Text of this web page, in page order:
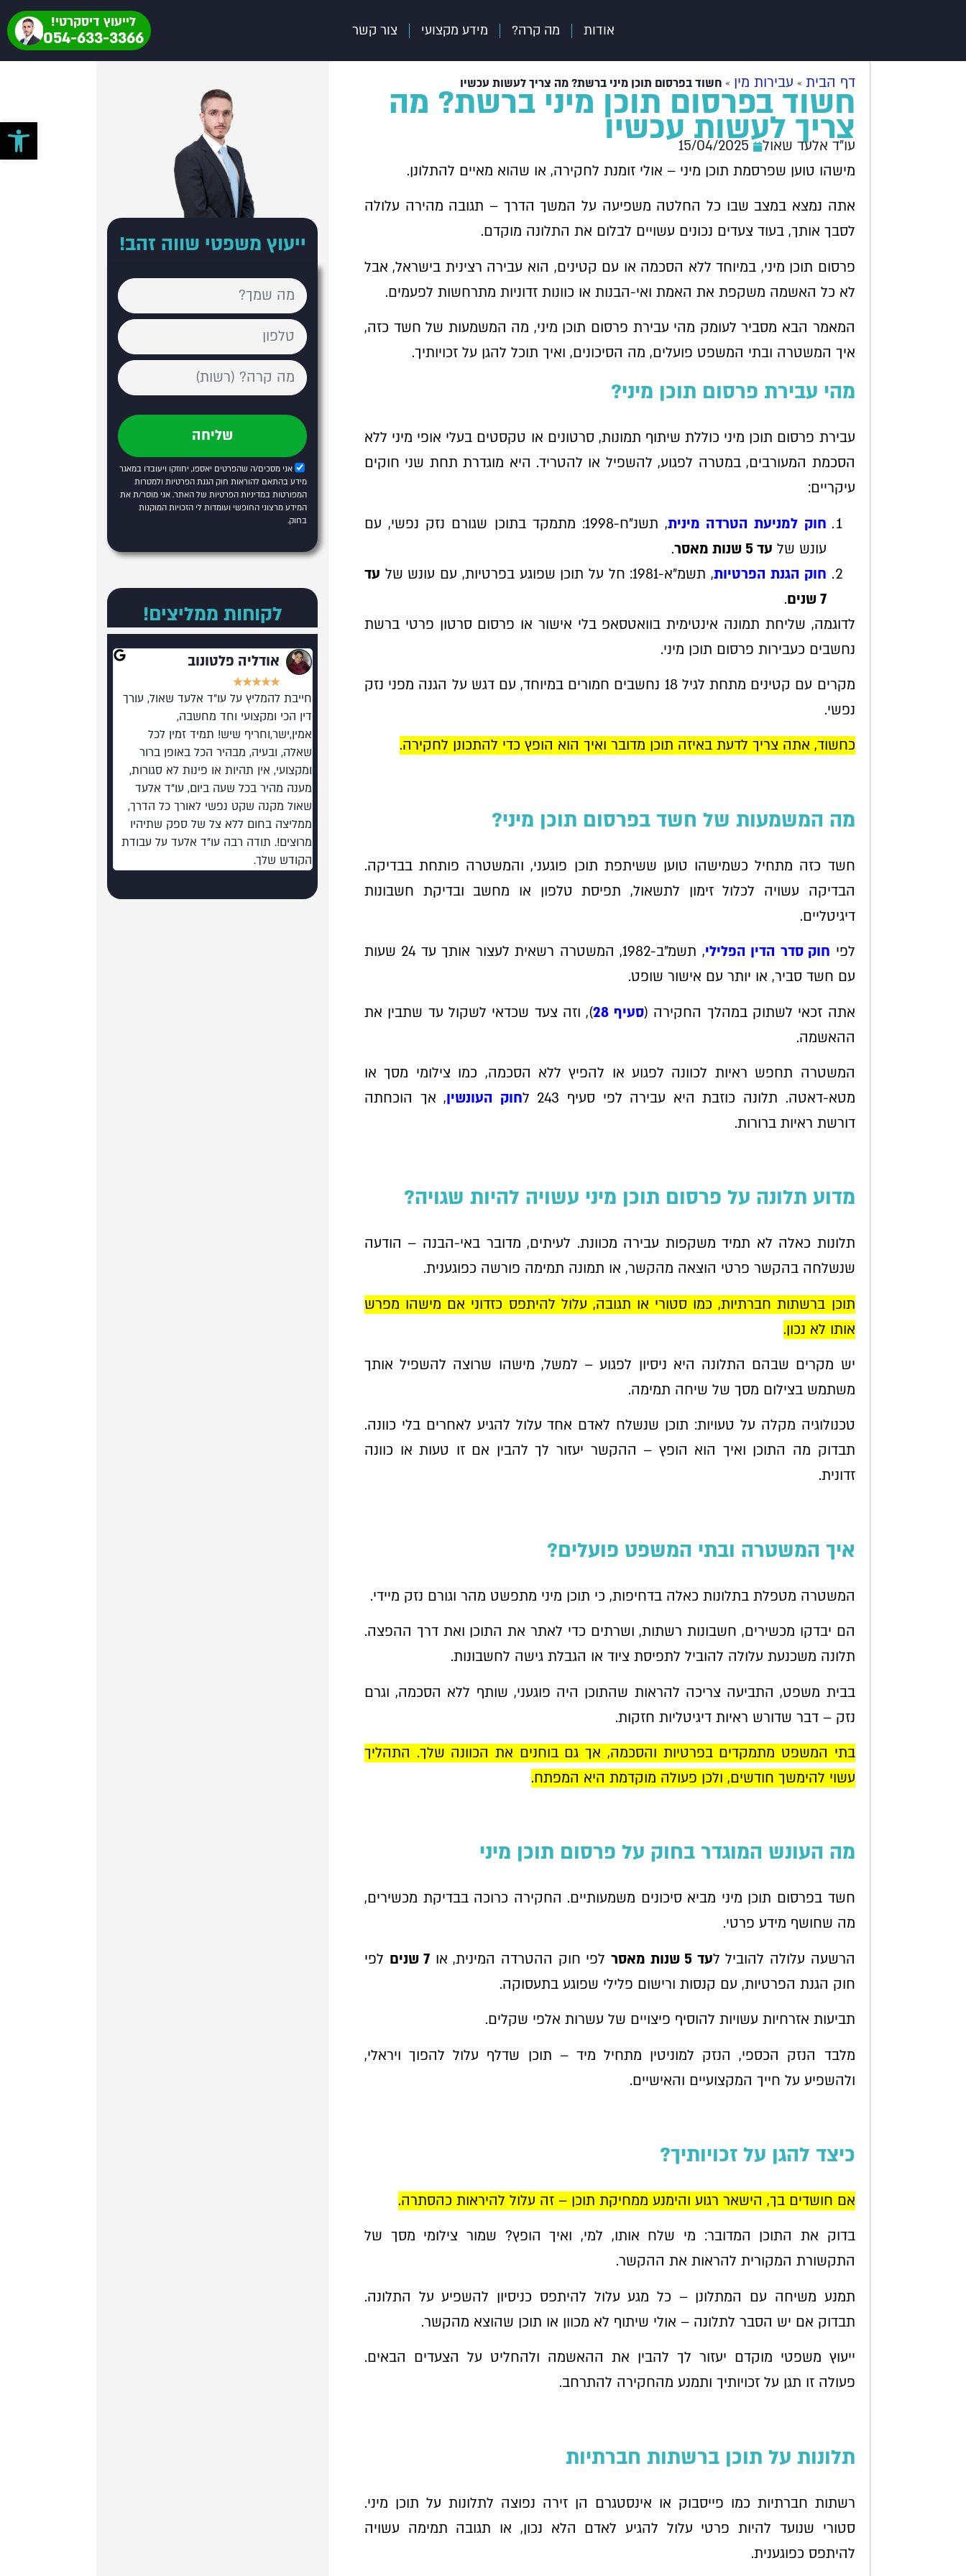
אודות מה קרה? מידע מקצועי צור קשר
לייעוץ דיסקרטי!
054-633-3366
דף הבית » עבירות מין »חשוד בפרסום תוכן מיני ברשת? מה צריך לעשות עכשיו
חשוד בפרסום תוכן מיני ברשת? מה
צריך לעשות עכשיו
עו"ד אלעד שאול
15/04/2025
מישהו טוען שפרסמת תוכן מיני – אולי זומנת לחקירה, או שהוא מאיים להתלונן.
אתה נמצא במצב שבו כל החלטה משפיעה על המשך הדרך – תגובה מהירה עלולה
לסבך אותך, בעוד צעדים נכונים עשויים לבלום את התלונה מוקדם.
פרסום תוכן מיני, במיוחד ללא הסכמה או עם קטינים, הוא עבירה רצינית בישראל, אבל
לא כל האשמה משקפת את האמת ואי-הבנות או כוונות זדוניות מתרחשות לפעמים.
המאמר הבא מסביר לעומק מהי עבירת פרסום תוכן מיני, מה המשמעות של חשד כזה,
איך המשטרה ובתי המשפט פועלים, מה הסיכונים, ואיך תוכל להגן על זכויותיך.
מהי עבירת פרסום תוכן מיני?
עבירת פרסום תוכן מיני כוללת שיתוף תמונות, סרטונים או טקסטים בעלי אופי מיני ללא
הסכמת המעורבים, במטרה לפגוע, להשפיל או להטריד. היא מוגדרת תחת שני חוקים
עיקריים:
חוק למניעת הטרדה מינית
, תשנ"ח-1998: מתמקד בתוכן שגורם נזק נפשי, עם
עונש של עד 5 שנות מאסר
.
חוק הגנת הפרטיות, תשמ"א-1981: חל על תוכן שפוגע בפרטיות, עם עונש של
עד
7 שנים
.
לדוגמה, שליחת תמונה אינטימית בוואטסאפ בלי אישור או פרסום סרטון פרטי ברשת
נחשבים כעבירות פרסום תוכן מיני.
מקרים עם קטינים מתחת לגיל 18 נחשבים חמורים במיוחד, עם דגש על הגנה מפני נזק
נפשי.
כחשוד, אתה צריך לדעת באיזה תוכן מדובר ואיך הוא הופץ כדי להתכונן לחקירה.
מה המשמעות של חשד בפרסום תוכן מיני?
חשד כזה מתחיל כשמישהו טוען ששיתפת תוכן פוגעני, והמשטרה פותחת בבדיקה.
הבדיקה עשויה לכלול זימון לתשאול, תפיסת טלפון או מחשב ובדיקת חשבונות
דיגיטליים.
לפי חוק סדר הדין הפלילי
, תשמ"ב-1982, המשטרה רשאית לעצור אותך עד 24 שעות
עם חשד סביר, או יותר עם אישור שופט.
אתה זכאי לשתוק במהלך החקירה (סעיף 28
), וזה צעד שכדאי לשקול עד שתבין את
ההאשמה.
המשטרה תחפש ראיות לכוונה לפגוע או להפיץ ללא הסכמה, כמו צילומי מסך או
מטא-דאטה. תלונה כוזבת היא עבירה לפי סעיף 243 ל
חוק העונשין, אך הוכחתה
דורשת ראיות ברורות.
מדוע תלונה על פרסום תוכן מיני עשויה להיות שגויה?
תלונות כאלה לא תמיד משקפות עבירה מכוונת. לעיתים, מדובר באי-הבנה – הודעה
שנשלחה בהקשר פרטי הוצאה מהקשר, או תמונה תמימה פורשה כפוגענית.
תוכן ברשתות חברתיות, כמו סטורי או תגובה, עלול להיתפס כזדוני אם מישהו מפרש
אותו לא נכון.
יש מקרים שבהם התלונה היא ניסיון לפגוע – למשל, מישהו שרוצה להשפיל אותך
משתמש בצילום מסך של שיחה תמימה.
טכנולוגיה מקלה על טעויות: תוכן שנשלח לאדם אחד עלול להגיע לאחרים בלי כוונה.
תבדוק מה התוכן ואיך הוא הופץ – ההקשר יעזור לך להבין אם זו טעות או כוונה
זדונית.
איך המשטרה ובתי המשפט פועלים?
המשטרה מטפלת בתלונות כאלה בדחיפות, כי תוכן מיני מתפשט מהר וגורם נזק מיידי.
הם יבדקו מכשירים, חשבונות רשתות, ושרתים כדי לאתר את התוכן ואת דרך ההפצה.
תלונה משכנעת עלולה להוביל לתפיסת ציוד או הגבלת גישה לחשבונות.
בבית משפט, התביעה צריכה להראות שהתוכן היה פוגעני, שותף ללא הסכמה, וגרם
נזק – דבר שדורש ראיות דיגיטליות חזקות.
בתי המשפט מתמקדים בפרטיות והסכמה, אך גם בוחנים את הכוונה שלך. התהליך
עשוי להימשך חודשים, ולכן פעולה מוקדמת היא המפתח.
מה העונש המוגדר בחוק על פרסום תוכן מיני
חשד בפרסום תוכן מיני מביא סיכונים משמעותיים. החקירה כרוכה בבדיקת מכשירים,
מה שחושף מידע פרטי.
הרשעה עלולה להוביל לעד 5 שנות מאסר לפי חוק ההטרדה המינית, או 7 שנים
לפי
חוק הגנת הפרטיות, עם קנסות ורישום פלילי שפוגע בתעסוקה.
תביעות אזרחיות עשויות להוסיף פיצויים של עשרות אלפי שקלים.
מלבד הנזק הכספי, הנזק למוניטין מתחיל מיד – תוכן שדלף עלול להפוך ויראלי,
ולהשפיע על חייך המקצועיים והאישיים.
כיצד להגן על זכויותיך?
אם חושדים בך, הישאר רגוע והימנע ממחיקת תוכן – זה עלול להיראות כהסתרה.
בדוק את התוכן המדובר: מי שלח אותו, למי, ואיך הופץ? שמור צילומי מסך של
התקשורת המקורית להראות את ההקשר.
תמנע משיחה עם המתלונן – כל מגע עלול להיתפס כניסיון להשפיע על התלונה.
תבדוק אם יש הסבר לתלונה – אולי שיתוף לא מכוון או תוכן שהוצא מהקשר.
ייעוץ משפטי מוקדם יעזור לך להבין את ההאשמה ולהחליט על הצעדים הבאים.
פעולה זו תגן על זכויותיך ותמנע מהחקירה להתרחב.
תלונות על תוכן ברשתות חברתיות
רשתות חברתיות כמו פייסבוק או אינסטגרם הן זירה נפוצה לתלונות על תוכן מיני.
סטורי שנועד להיות פרטי עלול להגיע לאדם הלא נכון, או תגובה תמימה עשויה
להיתפס כפוגענית.
ייעוץ משפטי שווה זהב!
אני מסכים/ה שהפרטים יאספו, יחוזקו ויעובדו במאגר
מידע בהתאם להוראות חוק הגנת הפרטיות ולמטרות
המפורטותבמדיניות הפרטיות של האתר. אני מוסר/ת את
המידע מרצוני החופשי ועומדות לי הזכויות המוקנות
בחוק.
שליחה
לקוחות ממליצים!
אודליה פלטונוב
★
★
★
★
★
חייבת להמליץ על עו"ד אלעד שאול, עורך
דין הכי ומקצועי וחד מחשבה,
אמין,ישר,וחריף שיש! תמיד זמין לכל
שאלה, ובעיה, מבהיר הכל באופן ברור
ומקצועי, אין תהיות או פינות לא סגורות,
מענה מהיר בכל שעה ביום, עו"ד אלעד
שאול מקנה שקט נפשי לאורך כל הדרך,
ממליצה בחום ללא צל של ספק שתיהיו
מרוצים!. תודה רבה עו"ד אלעד על עבודת
הקודש שלך.
פתח